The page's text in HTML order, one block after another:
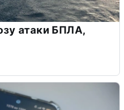
атаки БПЛА,